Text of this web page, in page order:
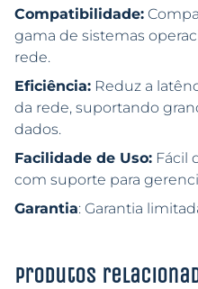
Compatibilidade:
gama de sistemas
rede.
Eficiência: Reduz a
da rede, suportando
dados.
Facilidade de Uso: Fácil
com suporte para
Garantia: Garantia
Produtos